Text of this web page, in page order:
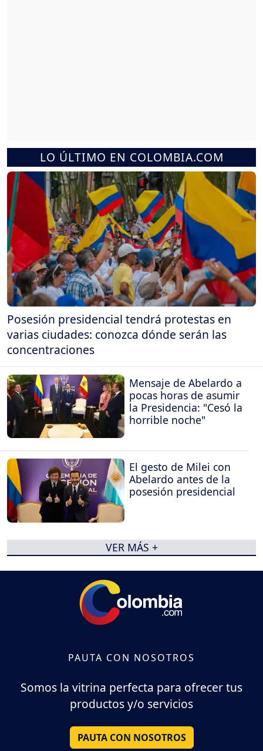
LO ÚLTIMO EN COLOMBIA.COM
Posesión presidencial tendrá protestas en
varias ciudades: conozca dónde serán las
concentraciones
Mensaje de Abelardo a
pocas horas de asumir
la Presidencia: "Cesó la
horrible noche"
El gesto de Milei con
Abelardo antes de la
posesión presidencial
VER MÁS +
PAUTA CON NOSOTROS
Somos la vitrina perfecta para ofrecer tus
productos y/o servicios
PAUTA CON NOSOTROS